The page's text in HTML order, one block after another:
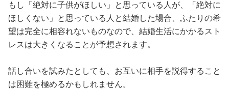
もし「絶対に子供がほしい」と思っている人が、「絶対に
ほしくない」と思っている人と結婚した場合、ふたりの希
望は完全に相容れないものなので、結婚生活にかかるスト
レスは大きくなることが予想されます。
話し合いを試みたとしても、お互いに相手を説得すること
は困難を極めるかもしれません。